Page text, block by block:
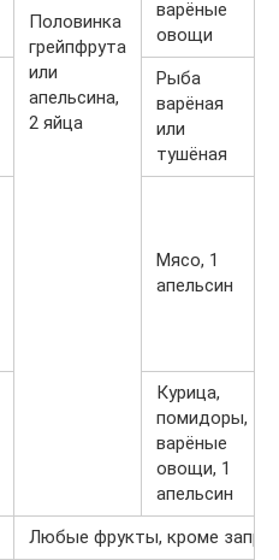
Половинка
грейпфрута
или
апельсина,
2 яйца
варёные
овощи
Рыба
варёная
или
тушёная
Мясо, 1
апельсин
Курица,
помидоры,
варёные
овощи, 1
апельсин
Любые фрукты, кроме